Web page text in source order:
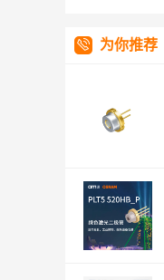
为你推荐